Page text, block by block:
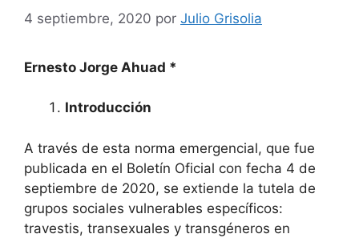
4 septiembre, 2020 por Julio Grisolia
Ernesto Jorge Ahuad *
Introducción
A través de esta norma emergencial, que fue
publicada en el Boletín Oficial con fecha 4 de
septiembre de 2020, se extiende la tutela de
grupos sociales vulnerables específicos:
travestis, transexuales y transgéneros en